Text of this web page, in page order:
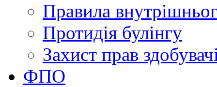
Правила
Протидія булінгу
Захист прав
ФПО